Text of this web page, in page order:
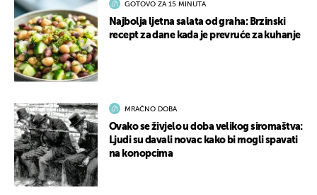
GOTOVO ZA 15 MINUTA
Najbolja ljetna salata od graha: Brzinski
recept za dane kada je prevruće za kuhanje
MRAČNO DOBA
Ovako se živjelo u doba velikog siromaštva:
Ljudi su davali novac kako bi mogli spavati
na konopcima